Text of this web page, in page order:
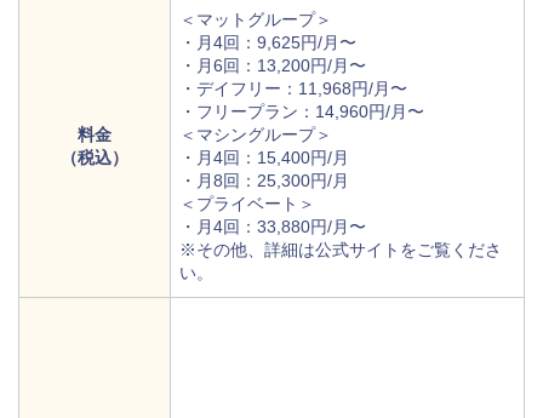
料金
（税込）
＜マットグループ＞
・月4回：9,625円/月〜
・月6回：13,200円/月〜
・デイフリー：11,968円/月〜
・フリープラン：14,960円/月〜
＜マシングループ＞
・月4回：15,400円/月
・月8回：25,300円/月
＜プライベート＞
・月4回：33,880円/月〜
※その他、詳細は公式サイトをご覧くださ
い。